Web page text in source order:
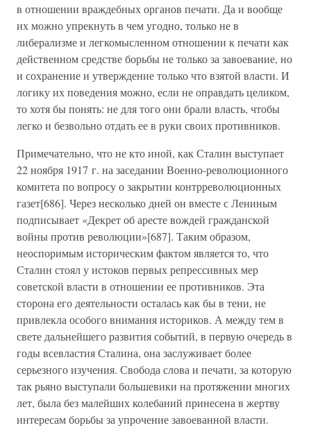
в отношении враждебных органов печати. Да и вообще
их можно упрекнуть в чем угодно, только не в
либерализме и легкомысленном отношении к печати как
действенном средстве борьбы не только за завоевание, но
и сохранение и утверждение только что взятой власти. И
логику их поведения можно, если не оправдать целиком,
то хотя бы понять: не для того они брали власть, чтобы
легко и безвольно отдать ее в руки своих противников.
Примечательно, что не кто иной, как Сталин выступает
22 ноября 1917 г. на заседании Военно-революционного
комитета по вопросу о закрытии контрреволюционных
газет[686]. Через несколько дней он вместе с Лениным
подписывает «Декрет об аресте вождей гражданской
войны против революции»[687]. Таким образом,
неоспоримым историческим фактом является то, что
Сталин стоял у истоков первых репрессивных мер
советской власти в отношении ее противников. Эта
сторона его деятельности осталась как бы в тени, не
привлекла особого внимания историков. А между тем в
свете дальнейшего развития событий, в первую очередь в
годы всевластия Сталина, она заслуживает более
серьезного изучения. Свобода слова и печати, за которую
так рьяно выступали большевики на протяжении многих
лет, была без малейших колебаний принесена в жертву
интересам борьбы за упрочение завоеванной власти.